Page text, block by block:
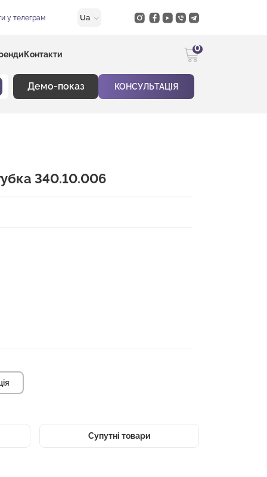
у телеграм Ua
Контакти
0
Демо-показ КОНСУЛЬТАЦІЯ
340.10.006
Супутні товари